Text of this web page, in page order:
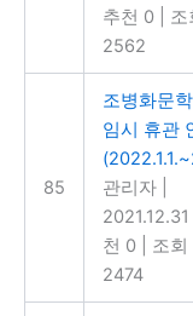
추천 0
조
2562
85
조병화문
임시 휴관
관리자
2021.12.31
천 0
조회
2474